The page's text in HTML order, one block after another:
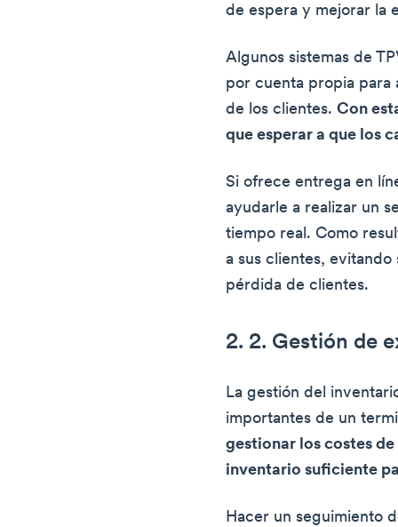
de espera y mejorar la
Algunos sistemas de
por cuenta propia para
de los clientes.Con
que esperar a que los
Si ofrece entrega en
ayudarle a realizar un
tiempo real. Como
a sus clientes, evitando
pérdida de clientes.
2. 2. Gestión de
La gestión del
importantes de un
gestionar los costes
inventario suficiente
Hacer un seguimiento